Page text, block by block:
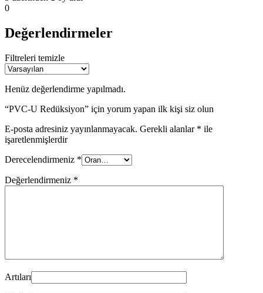
0
Değerlendirmeler
Filtreleri temizle
Henüz değerlendirme yapılmadı.
“PVC-U Redüksiyon” için yorum yapan ilk kişi siz olun
E-posta adresiniz yayınlanmayacak. Gerekli alanlar * ile
işaretlenmişlerdir
Derecelendirmeniz *
Değerlendirmeniz *
Artıları